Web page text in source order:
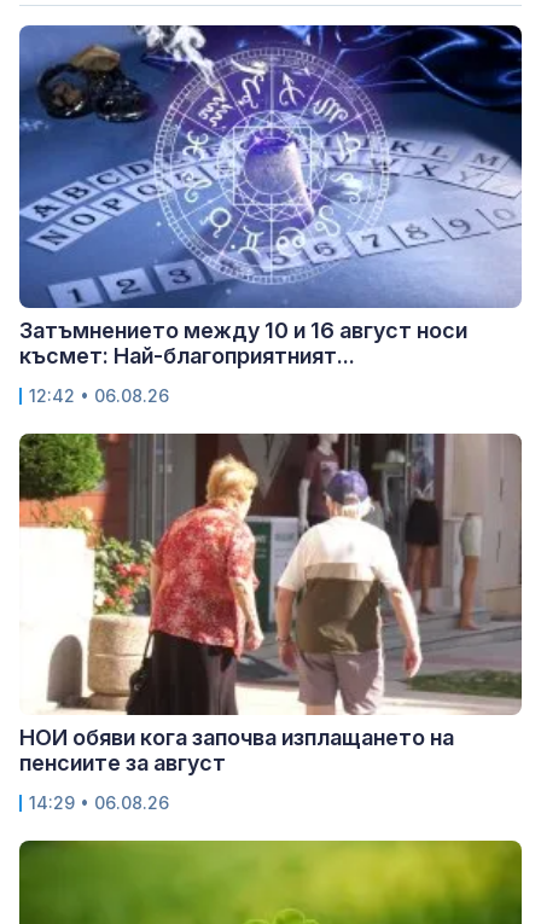
Затъмнението между 10 и 16 август носи
късмет: Най-благоприятният...
12:42 • 06.08.26
НОИ обяви кога започва изплащането на
пенсиите за август
14:29 • 06.08.26